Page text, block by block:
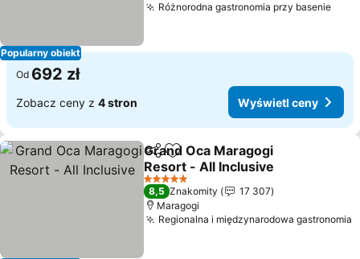
Popularny obiekt
Różnorodna gastronomia przy basenie
Od 692 zł
Zobacz ceny z 4 stron Wyświetl ceny
Udostępnij
Dodaj do ulubionych
Grand Oca Maragogi
Resort - All Inclusive
Wyświetl ceny
5 Kategoria
8,5 Znakomity
17 307
Maragogi
Regionalna i międzynarodowa gastronomia